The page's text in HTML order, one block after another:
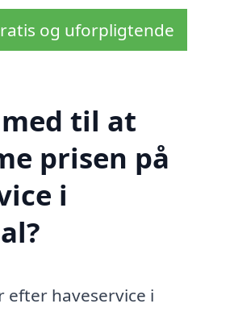
og uforpligtende
til at
prisen på
i
efter haveservice i